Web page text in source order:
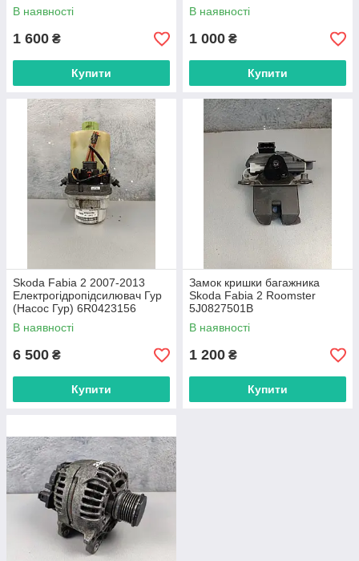
В наявності
1 600 ₴
Купити
В наявності
1 000 ₴
Купити
Skoda Fabia 2 2007-2013
Електрогідропідсилювач Гур
(Насос Гур) 6R0423156
В наявності
6 500 ₴
Купити
Замок кришки багажника
Skoda Fabia 2 Roomster
5J0827501B
В наявності
1 200 ₴
Купити